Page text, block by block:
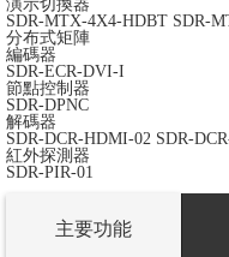
演示切換器
SDR-MTX-4X4-HDBT SDR-
分布式矩陣
編碼器
SDR-ECR-DVI-I
節點控制器
SDR-DPNC
解碼器
SDR-DCR-HDMI-02 SDR-
紅外探測器
SDR-PIR-01
主要功能